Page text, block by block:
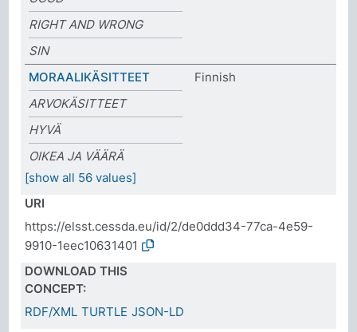
RIGHT AND WRONG
SIN
MORAALIKÄSITTEET
Finnish
ARVOKÄSITTEET
HYVÄ
OIKEA JA VÄÄRÄ
[show all 56 values]
URI
https://elsst.cessda.eu/id/2/de0ddd34-77ca-4e59-
9910-1eec10631401
DOWNLOAD THIS
CONCEPT:
RDF/XML TURTLE JSON-LD